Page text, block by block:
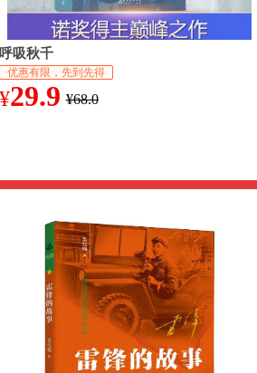
呼吸秋千
优惠有限，先到先得
¥29.9 ¥68.0